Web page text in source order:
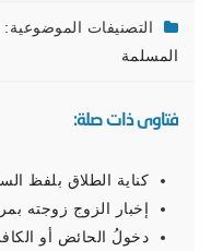
التصنيفات
المسلمة
فتاوى ذات صلة:
كناية الطلاق بلفظ
إخبار الزوج زوجته
دخولُ الحائض أو